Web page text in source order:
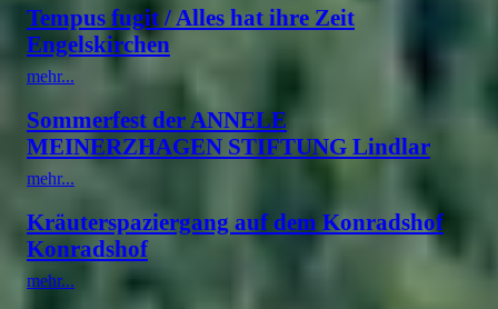
Tempus fugit / Alles hat ihre Zeit
Engelskirchen
mehr...
Sommerfest der ANNELE
MEINERZHAGEN STIFTUNG Lindlar
mehr...
Kräuterspaziergang auf dem Konradshof
Konradshof
mehr...